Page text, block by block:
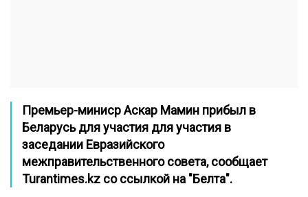
Премьер-миниср Аскар Мамин прибыл в
Беларусь для участия для участия в
заседании Евразийского
межправительственного совета, сообщает
Turantimes.kz со ссылкой на "Белта".